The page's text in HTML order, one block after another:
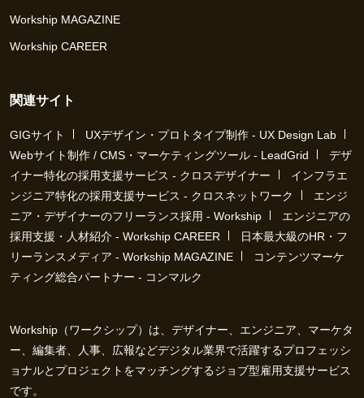
Workship MAGAZINE
Workship CAREER
関連サイト
GIGサイト
UXデザイン・プロトタイプ制作 - UX Design Lab
Webサイト制作 / CMS・マーケティングツール - LeadGrid
デザ
イナー特化の採用支援サービス - クロスデザイナー
インフラエ
ンジニア特化の採用支援サービス - クロスネットワーク
エンジ
ニア・デザイナーのフリーランス採用 - Workship
エンジニアの
採用支援・人材紹介 - Workship CAREER
日本最大級のHR・フ
リーランスメディア - Workship MAGAZINE
コンテンツマーケ
ティング総合パートナー - コンマルク
Workship（ワークシップ）は、デザイナー、エンジニア、マーケタ
ー、編集者、人事、広報などデジタル業界で活躍するプロフェッシ
ョナルとプロジェクトをマッチングするジョブ型雇用支援サービス
です。